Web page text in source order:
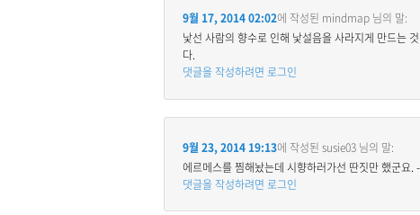
9월 17, 2014 02:02에 작성된 mindmap 님의 말:
낯선 사람의 향수로 인해 낯설음을 사라지게 만드는
다.
댓글을 작성하려면 로그인
9월 23, 2014 19:13에 작성된 susie03 님의 말:
에르메스를 찜해놨는데 시향하러가선 딴짓만 했군요
댓글을 작성하려면 로그인